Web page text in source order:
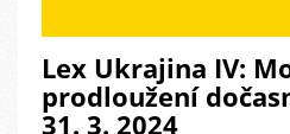
Lex Ukrajina IV:
prodloužení
31. 3. 2024